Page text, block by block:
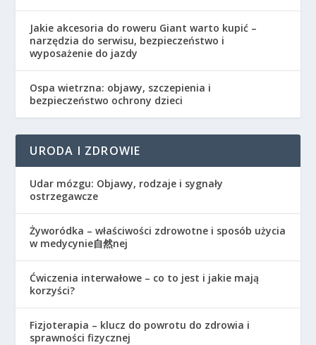
Jakie akcesoria do roweru Giant warto kupić –
narzędzia do serwisu, bezpieczeństwo i
wyposażenie do jazdy
Ospa wietrzna: objawy, szczepienia i
bezpieczeństwo ochrony dzieci
URODA I ZDROWIE
Udar mózgu: Objawy, rodzaje i sygnały
ostrzegawcze
Żyworódka – właściwości zdrowotne i sposób użycia
w medycynie自然nej
Ćwiczenia interwałowe – co to jest i jakie mają
korzyści?
Fizjoterapia – klucz do powrotu do zdrowia i
sprawności fizycznej